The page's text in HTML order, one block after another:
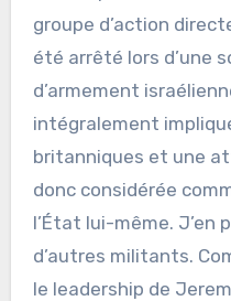
groupe d’action
été arrêté lors d’une
d’armement
intégralement
britanniques et une
donc considérée
l’État lui-même. J’en
d’autres militants.
le leadership de